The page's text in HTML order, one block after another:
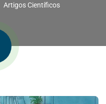
Artigos Científicos